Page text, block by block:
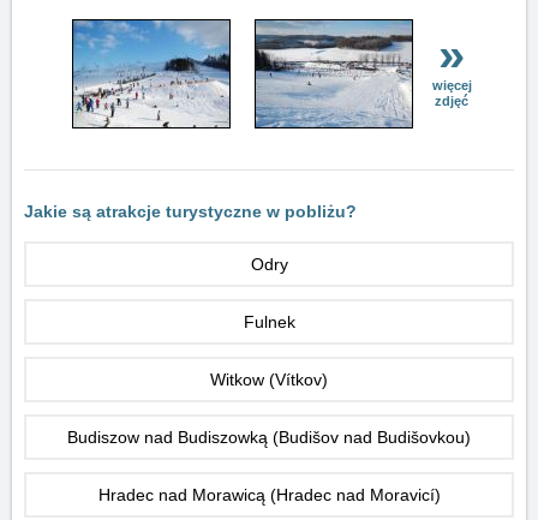
»
więcej
zdjęć
Jakie są atrakcje turystyczne w pobliżu?
Odry
Fulnek
Witkow (Vítkov)
Budiszow nad Budiszowką (Budišov nad Budišovkou)
Hradec nad Morawicą (Hradec nad Moravicí)